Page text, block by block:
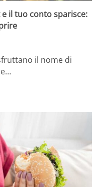
il tuo conto sparisce:
il nome di